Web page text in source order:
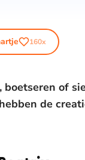
160x
boetseren of
de